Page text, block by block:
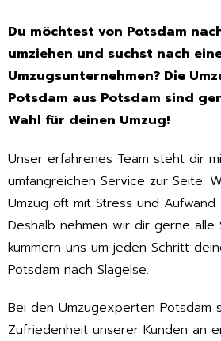
Du möchtest von Potsdam
umziehen und suchst nach
Umzugsunternehmen? Die
Potsdam aus Potsdam sind
Wahl für deinen Umzug!
Unser erfahrenes Team steht dir
umfangreichen Service zur Seite.
Umzug oft mit Stress und Aufwand
Deshalb nehmen wir dir gerne alle
kümmern uns um jeden Schritt
Potsdam nach Slagelse.
Bei den Umzugexperten Potsdam
Zufriedenheit unserer Kunden an